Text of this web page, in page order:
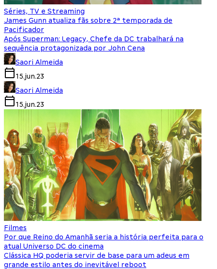
Séries, TV e Streaming
James Gunn atualiza fãs sobre 2ª temporada de
Pacificador
Após Superman: Legacy, Chefe da DC trabalhará na
sequência protagonizada por John Cena
Saori Almeida
15.jun.23
Saori Almeida
15.jun.23
Filmes
Por que Reino do Amanhã seria a história perfeita para o
atual Universo DC do cinema
Clássica HQ poderia servir de base para um adeus em
grande estilo antes do inevitável reboot